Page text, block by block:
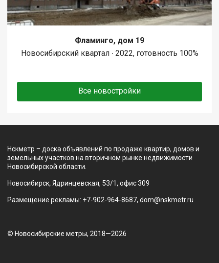
Фламинго, дом 19
Новосибирский квартал ∙ 2022, готовность 100%
Все новостройки
Нскметр – доска объявлений по продаже квартир, домов и
земельных участков на вторичном рынке недвижимости
Новосибирской области.
Новосибирск, Ядринцевская, 53/1, офис 309
Размещение рекламы: +7-902-964-8687, dom@nskmetr.ru
© Новосибирские метры, 2018—2026